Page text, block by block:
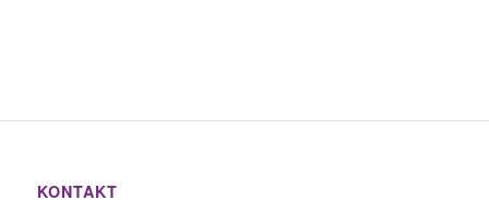
KONTAKT